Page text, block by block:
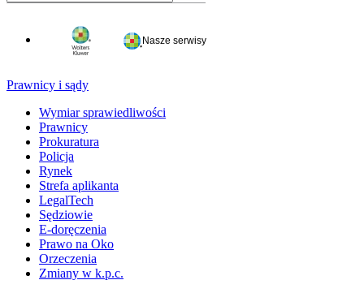
Nasze serwisy
Prawnicy i sądy
Wymiar sprawiedliwości
Prawnicy
Prokuratura
Policja
Rynek
Strefa aplikanta
LegalTech
Sędziowie
E-doręczenia
Prawo na Oko
Orzeczenia
Zmiany w k.p.c.